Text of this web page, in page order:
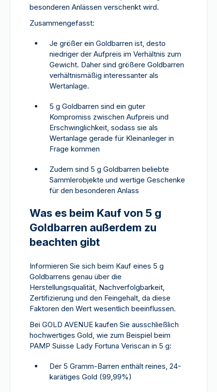
besonderen Anlässen verschenkt wird.
Zusammengefasst:
Je größer ein Goldbarren ist, desto
niedriger der Aufpreis im Verhältnis zum
Gewicht. Daher sind größere Goldbarren
verhältnismäßig interessanter als
Wertanlage.
5 g Goldbarren sind ein guter
Kompromiss zwischen Aufpreis und
Erschwinglichkeit, sodass sie als
Wertanlage gerade für Kleinanleger in
Frage kommen
Zudem sind 5 g Goldbarren beliebte
Sammlerobjekte und wertige Geschenke
für den besonderen Anlass
Was es beim Kauf von 5 g
Goldbarren außerdem zu
beachten gibt
Informieren Sie sich beim Kauf eines 5 g
Goldbarrens genau über die
Herstellungsqualität, Nachverfolgbarkeit,
Zertifizierung und den Feingehalt, da diese
Faktoren den Wert wesentlich beeinflussen.
Bei GOLD AVENUE kaufen Sie ausschließlich
hochwertiges Gold, wie zum Beispiel beim
PAMP Suisse Lady Fortuna Veriscan in 5 g:
Der 5 Gramm-Barren enthält reines, 24-
karätiges Gold (99,99%)